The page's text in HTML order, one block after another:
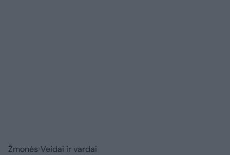
Žmonės Veidai ir vardai